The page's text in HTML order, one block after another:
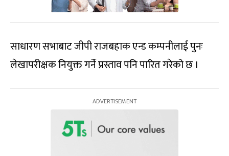
साधारण सभाबाट जीपी राजबहाक एन्ड कम्पनीलाई पुनः
लेखापरीक्षक नियुक्त गर्ने प्रस्ताव पनि पारित गरेको छ ।